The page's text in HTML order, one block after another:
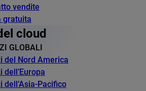
vendite
gratuita
cloud
GLOBALI
del Nord America
dell’Europa
dell’Asia-Pacifico